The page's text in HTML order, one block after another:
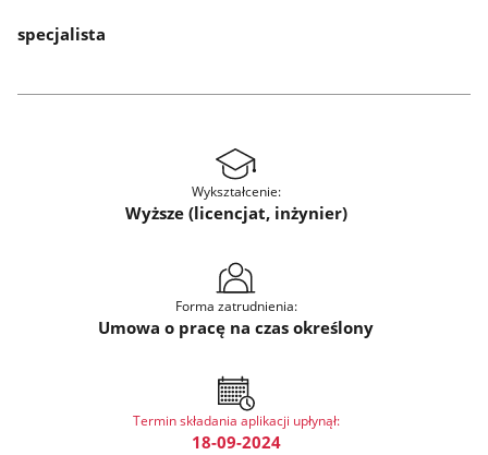
specjalista
Wykształcenie:
Wyższe (licencjat, inżynier)
Forma zatrudnienia:
Umowa o pracę na czas określony
Termin składania aplikacji upłynął:
18-09-2024